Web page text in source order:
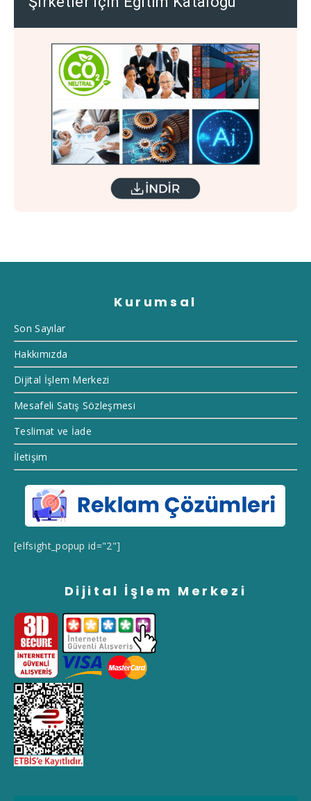
Kurumsal
Son Sayılar
Hakkımızda
Dijital İşlem Merkezi
Mesafeli Satış Sözleşmesi
Teslimat ve İade
İletişim
[elfsight_popup id="2"]
Dijital İşlem Merkezi